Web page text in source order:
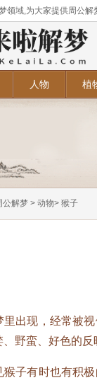
领域,为大家提供周公
人物 植
公解梦 > 动物> 猴子
现，经常被视
野蛮、好色的反
有时也有积极